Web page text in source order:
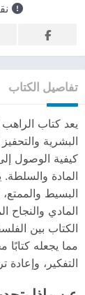
تفاصيل الكتاب
يعد كتاب الراهب
البشرية
كيفية الوصول
المادة
البسيط
المادي والنجاح
الكتاب بين
مما يجعله
التفكير، وإعادة